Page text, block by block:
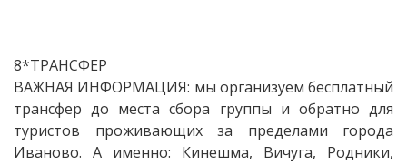
8*ТРАНСФЕР
ВАЖНАЯ ИНФОРМАЦИЯ: мы организуем бесплатный
трансфер до места сбора группы и обратно для
туристов проживающих за пределами города
Иваново. А именно: Кинешма, Вичуга, Родники,